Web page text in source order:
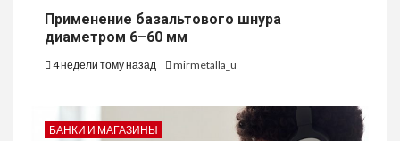
Применение базальтового шнура
диаметром 6–60 мм
4 недели тому назад mirmetalla_u
БАНКИ И МАГАЗИНЫ